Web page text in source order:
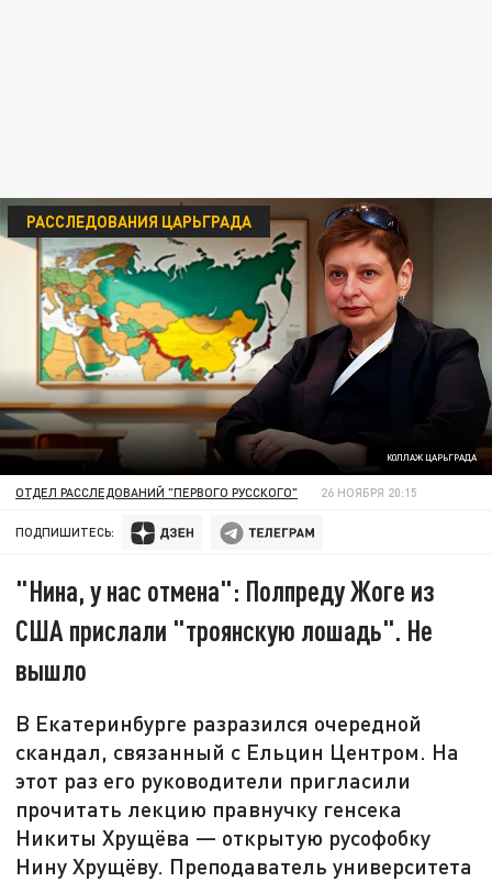
КОЛЛАЖ ЦАРЬГРАДА
РАССЛЕДОВАНИЯ ЦАРЬГРАДА
ОТДЕЛ РАССЛЕДОВАНИЙ "ПЕРВОГО РУССКОГО" 26 НОЯБРЯ 20:15
ПОДПИШИТЕСЬ:
"Нина, у нас отмена": Полпреду Жоге из
США прислали "троянскую лошадь". Не
вышло
В Екатеринбурге разразился очередной
скандал, связанный с Ельцин Центром. На
этот раз его руководители пригласили
прочитать лекцию правнучку генсека
Никиты Хрущёва — открытую русофобку
Нину Хрущёву. Преподаватель университета